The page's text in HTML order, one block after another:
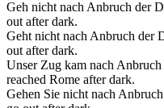
Geh nicht nach Anbruch der
out after dark.
Geht nicht nach Anbruch der
out after dark.
Unser Zug kam nach Anbruch
reached Rome after dark.
Gehen Sie nicht nach Anbruch